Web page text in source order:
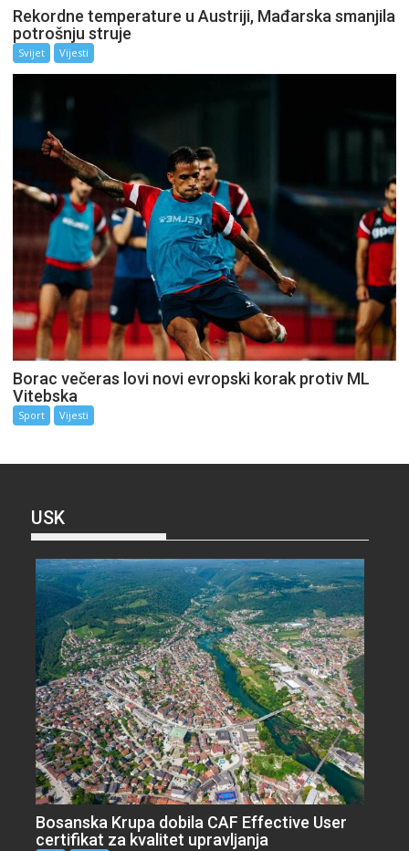
Rekordne temperature u Austriji, Mađarska smanjila
potrošnju struje
Svijet Vijesti
Borac večeras lovi novi evropski korak protiv ML
Vitebska
Sport Vijesti
USK
Bosanska Krupa dobila CAF Effective User
certifikat za kvalitet upravljanja